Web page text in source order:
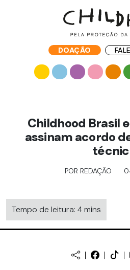
DOAÇÃO
Childhood Brasil e
assinam acordo
POR REDAÇÃO
Tempo de leitura: 4 mins